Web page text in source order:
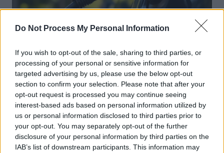
Do Not Process My Personal Information
If you wish to opt-out of the sale, sharing to third parties, or
processing of your personal or sensitive information for
targeted advertising by us, please use the below opt-out
section to confirm your selection. Please note that after your
opt-out request is processed you may continue seeing
interest-based ads based on personal information utilized by
us or personal information disclosed to third parties prior to
your opt-out. You may separately opt-out of the further
disclosure of your personal information by third parties on the
IAB’s list of downstream participants. This information may
Achat Automobile
Autonomie électrique : ce que vous
devez vraiment connaître avant
d’acheter
Auto Pour Vous 5 août 2026 0